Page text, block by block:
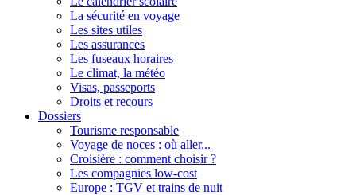
La sécurité en voyage
Les sites utiles
Les assurances
Les fuseaux horaires
Le climat, la météo
Visas, passeports
Droits et recours
Dossiers
Tourisme responsable
Voyage de noces : où aller...
Croisière : comment choisir ?
Les compagnies low-cost
Europe : TGV et trains de nuit